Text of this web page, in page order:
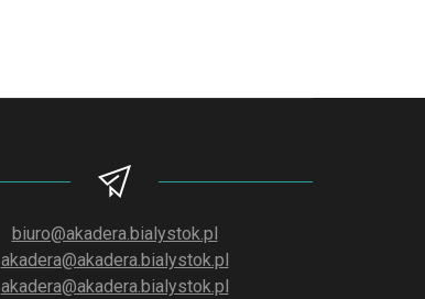
biuro@akadera.bialystok.pl
akadera@akadera.bialystok.pl
akadera@akadera.bialystok.pl